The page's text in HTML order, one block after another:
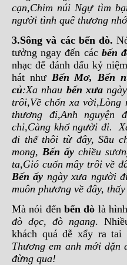
cạn,Chim núi Ngự tìm
người tình quê thương
3.Sông và các bến đò.
tưởng ngay đến các bến
nhạc để đánh dấu kỷ
hát như Bến Mơ, Bến
củ:Xa nhau bến xưa
trôi,Về chốn xa vời,Lòng
thương đi,Anh nguyện
chi,Càng khổ người đi.
đi thế thôi từ đây, Sầu
mong, Bến ấy chiều
ta,Gió cuốn mây trôi về
Bến ấy ngày xưa người
muôn phương về đây,
Mà nói đến bến đò là
đò dọc, đò ngang.
khách quá dễ xẩy ra tai
Thương em anh mới dặn
đừng qua!